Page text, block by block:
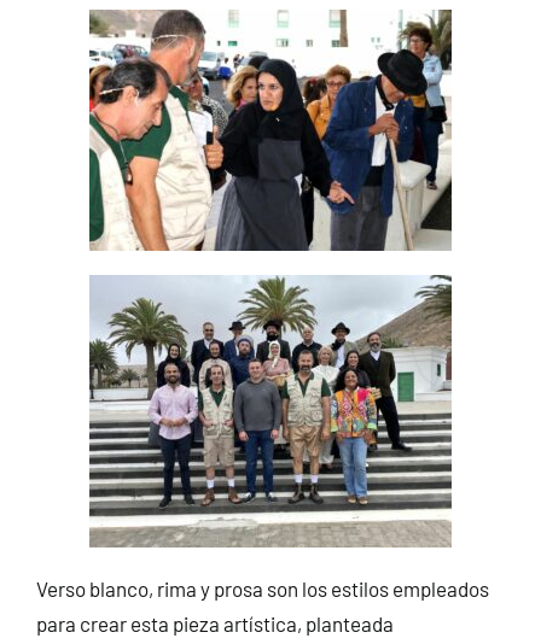
Verso blanco, rima y prosa son los estilos empleados
para crear esta pieza artística, planteada